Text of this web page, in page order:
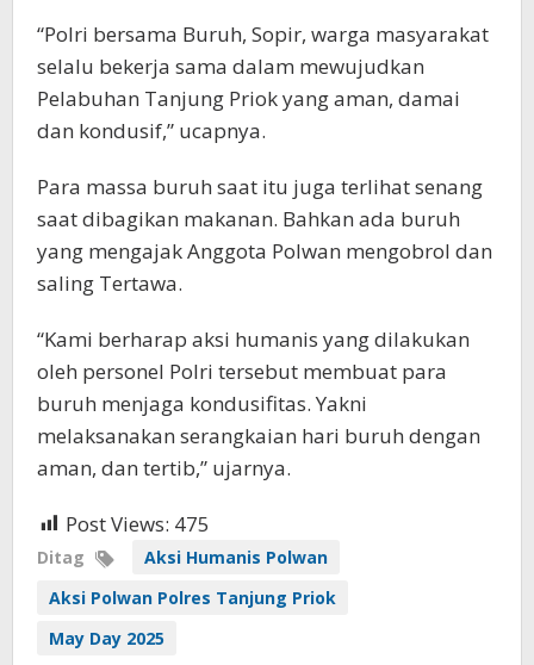
“Polri bersama Buruh, Sopir, warga masyarakat
selalu bekerja sama dalam mewujudkan
Pelabuhan Tanjung Priok yang aman, damai
dan kondusif,” ucapnya.
Para massa buruh saat itu juga terlihat senang
saat dibagikan makanan. Bahkan ada buruh
yang mengajak Anggota Polwan mengobrol dan
saling Tertawa.
“Kami berharap aksi humanis yang dilakukan
oleh personel Polri tersebut membuat para
buruh menjaga kondusifitas. Yakni
melaksanakan serangkaian hari buruh dengan
aman, dan tertib,” ujarnya.
Post Views: 475
Ditag
Aksi Humanis Polwan
Aksi Polwan Polres Tanjung Priok
May Day 2025